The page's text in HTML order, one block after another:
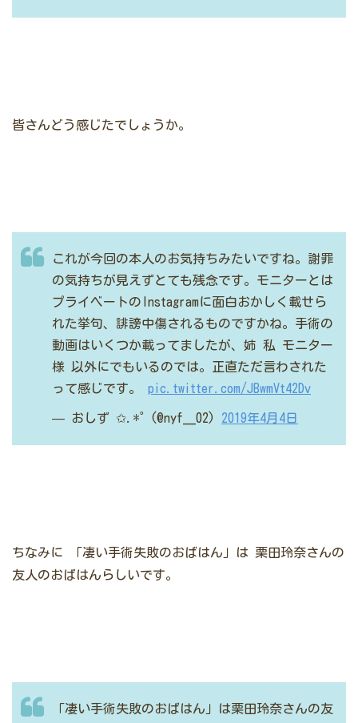
皆さんどう感じたでしょうか。
これが今回の本人のお気持ちみたいですね。謝罪
の気持ちが見えずとても残念です。モニターとは
プライベートのInstagramに面白おかしく載せら
れた挙句、誹謗中傷されるものですかね。手術の
動画はいくつか載ってましたが、姉 私 モニター
様 以外にでもいるのでは。正直ただ言わされた
って感じです。 pic.twitter.com/JBwmVt42Dv
— おしず ✩.*˚ (@nyf__02) 2019年4月4日
ちなみに 「凄い手術失敗のおばはん」は 栗田玲奈さんの
友人のおばはんらしいです。
「凄い手術失敗のおばはん」は栗田玲奈さんの友